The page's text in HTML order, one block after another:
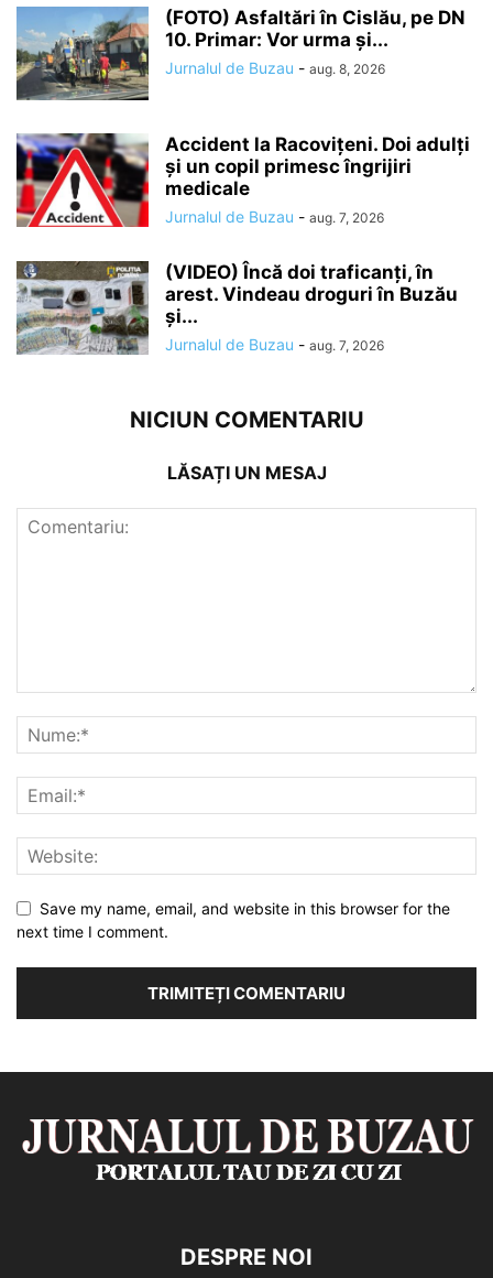
(FOTO) Asfaltări în Cislău, pe DN
10. Primar: Vor urma și...
Jurnalul de Buzau - aug. 8, 2026
Accident la Racovițeni. Doi adulți
și un copil primesc îngrijiri
medicale
Jurnalul de Buzau - aug. 7, 2026
(VIDEO) Încă doi traficanți, în
arest. Vindeau droguri în Buzău
și...
Jurnalul de Buzau - aug. 7, 2026
NICIUN COMENTARIU
LĂSAȚI UN MESAJ
Save my name, email, and website in this browser for the
next time I comment.
DESPRE NOI